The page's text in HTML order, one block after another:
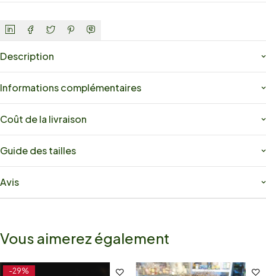
Description
Informations complémentaires
Coût de la livraison
Guide des tailles
Avis
Vous aimerez également
-29%